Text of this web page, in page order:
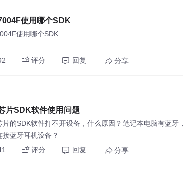
使用哪个SDK
使用哪个SDK
评分 回复 分享
片SDK软件使用问题
片的SDK软件打不开设备，什么原因？笔记本电脑有蓝牙
接蓝牙耳机设备？
评分 回复 分享